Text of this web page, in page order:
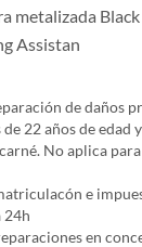
metalizada
Assistan
de daños
22 años de edad
No aplica
e
24h
en